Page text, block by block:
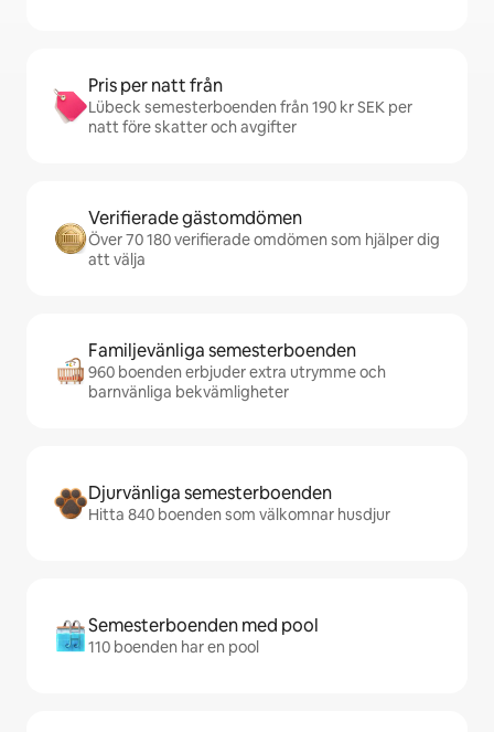
Pris per natt från
Lübeck semesterboenden från 190 kr SEK per
natt före skatter och avgifter
Verifierade gästomdömen
Över 70 180 verifierade omdömen som hjälper dig
att välja
Familjevänliga semesterboenden
960 boenden erbjuder extra utrymme och
barnvänliga bekvämligheter
Djurvänliga semesterboenden
Hitta 840 boenden som välkomnar husdjur
Semesterboenden med pool
110 boenden har en pool